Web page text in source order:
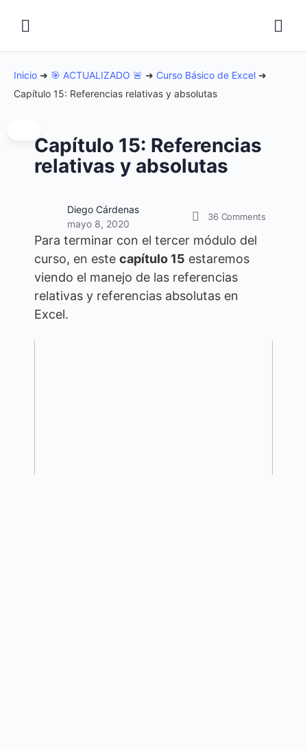
Inicio ➜ 🎯 ACTUALIZADO 🚨 ➜ Curso Básico de Excel ➜
Capítulo 15: Referencias relativas y absolutas
Capítulo 15: Referencias
relativas y absolutas
Diego Cárdenas
mayo 8, 2020
36 Comments
Para terminar con el tercer módulo del
curso, en este capítulo 15 estaremos
viendo el manejo de las referencias
relativas y referencias absolutas en
Excel.